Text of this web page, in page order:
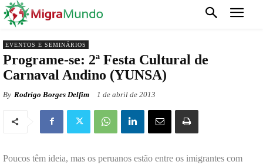
EVENTOS E SEMINÁRIOS
Programe-se: 2ª Festa Cultural de
Carnaval Andino (YUNSA)
By Rodrigo Borges Delfim 1 de abril de 2013
Poucos têm ideia, mas os peruanos estão entre os imigrantes com